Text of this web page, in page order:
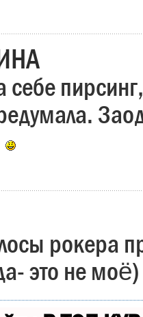
себе
рокера
это не моё)